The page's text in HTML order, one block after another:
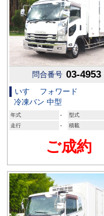
問合番号 03-4953
いすゞ フォワード
冷凍バン 中型
年式 - 型式
走行
- 積載
ご成約